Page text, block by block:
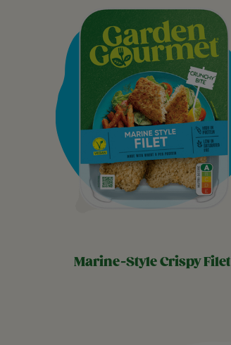
marine-style crispy filet